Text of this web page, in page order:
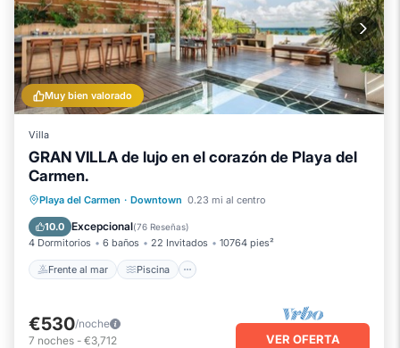
Muy bien valorado
Villa
GRAN VILLA de lujo en el corazón de Playa del
Carmen.
Playa del Carmen · Downtown 0.23 mi al centro
10.0 Excepcional(76 Reseñas)
4 Dormitorios 6 baños 22 Invitados 10764 pies²
Frente al mar Piscina
Frente al mar Piscina
Vista al mar
Balcón/Terraza
€530/noche
7 noches - €3,712 VER OFERTA